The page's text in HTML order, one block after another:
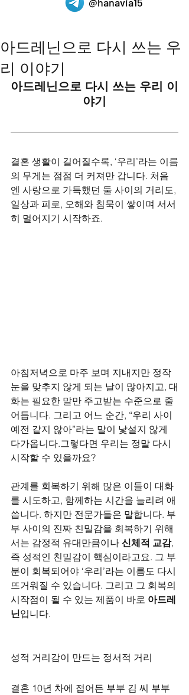
아드레닌으로 다시 쓰는 우
리 이야기
아드레닌으로 다시 쓰는 우리 이
야기
결혼 생활이 길어질수록, ‘우리’라는 이름
의 무게는 점점 더 커져만 갑니다. 처음
엔 사랑으로 가득했던 둘 사이의 거리도,
일상과 피로, 오해와 침묵이 쌓이며 서서
히 멀어지기 시작하죠.
아침저녁으로 마주 보며 지내지만 정작
눈을 맞추지 않게 되는 날이 많아지고, 대
화는 필요한 말만 주고받는 수준으로 줄
어듭니다. 그리고 어느 순간, “우리 사이
예전 같지 않아”라는 말이 낯설지 않게
다가옵니다.그렇다면 우리는 정말 다시
시작할 수 있을까요?
관계를 회복하기 위해 많은 이들이 대화
를 시도하고, 함께하는 시간을 늘리려 애
씁니다. 하지만 전문가들은 말합니다. 부
부 사이의 진짜 친밀감을 회복하기 위해
서는 감정적 유대만큼이나 신체적 교감,
즉 성적인 친밀감이 핵심이라고요. 그 부
분이 회복되어야 ‘우리’라는 이름도 다시
뜨거워질 수 있습니다. 그리고 그 회복의
시작점이 될 수 있는 제품이 바로 아드레
닌입니다.
성적 거리감이 만드는 정서적 거리
결혼 10년 차에 접어든 부부 김 씨 부부